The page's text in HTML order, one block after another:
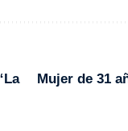
Mujer de 31